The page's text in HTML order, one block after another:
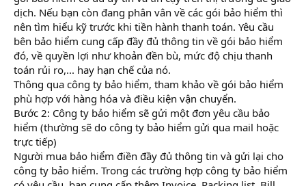
dịch. Nếu bạn còn đang phân vân về các gói bảo hiểm thì
nên tìm hiểu kỹ trước khi tiền hành thanh toán. Yêu cầu
bên bảo hiểm cung cấp đầy đủ thông tin về gói bảo hiểm
đó, về quyền lợi như khoản đền bù, mức độ chịu thanh
toán rủi ro,... hay hạn chế của nó.
Thông qua công ty bảo hiểm, tham khảo về gói bảo hiểm
phù hợp với hàng hóa và điều kiện vận chuyển.
Bước 2: Công ty bảo hiểm sẽ gửi một đơn yêu cầu bảo
hiểm (thường sẽ do công ty bảo hiểm gửi qua mail hoặc
trực tiếp)
Người mua bảo hiểm điền đầy đủ thông tin và gửi lại cho
công ty bảo hiểm. Trong các trường hợp công ty bảo hiểm